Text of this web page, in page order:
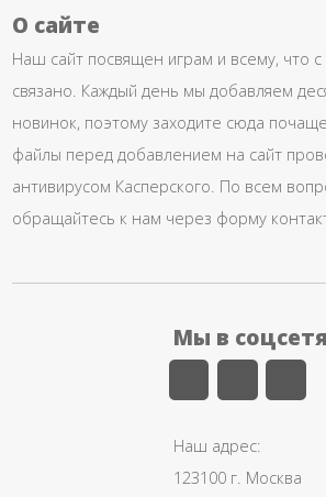
О сайте
Наш сайт посвящен играм и всему, что
связано. Каждый день мы добавляем
новинок, поэтому заходите сюда
файлы перед добавлением на сайт
антивирусом Касперского. По всем
обращайтесь к нам через форму
Мы в
Наш адрес:
123100 г. Москва